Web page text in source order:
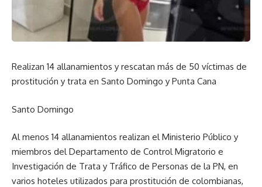
Realizan 14 allanamientos y rescatan más de 50 víctimas de
prostitución y trata en Santo Domingo y Punta Cana
Santo Domingo
Al menos 14 allanamientos realizan el Ministerio Público y
miembros del Departamento de Control Migratorio e
Investigación de Trata y Tráfico de Personas de la PN, en
varios hoteles utilizados para prostitución de colombianas,